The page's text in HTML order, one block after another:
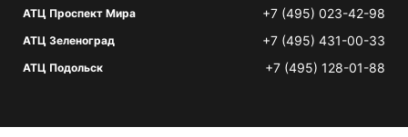
АТЦ Проспект Мира +7 (495) 023-42-98
АТЦ Зеленоград +7 (495) 431-00-33
АТЦ Подольск +7 (495) 128-01-88